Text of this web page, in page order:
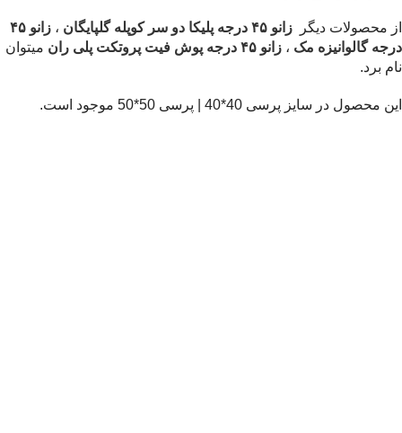
از محصولات دیگر زانو ۴۵ درجه پلیکا دو سر کوپله گلپایگان ،
زانو ۴۵
درجه گالوانیزه مک ، زانو ۴۵ درجه پوش فیت پروتکت پلی ران
میتوان
نام برد.
این محصول در سایز پرسی 40*40 | پرسی 50*50 موجود است.